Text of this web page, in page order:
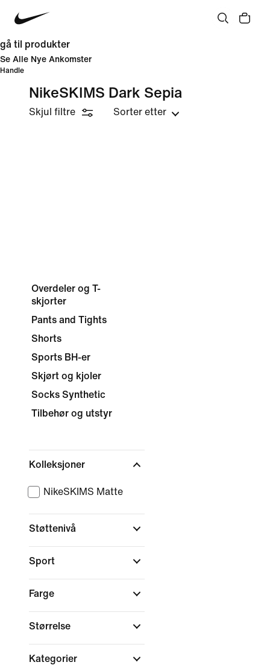
gå til produkter
Se Alle Nye Ankomster
Handle
NikeSKIMS Dark Sepia
Skjul filtre Sorter etter
Overdeler og T-
skjorter
Pants and Tights
Shorts
Sports BH-er
Skjørt og kjoler
Socks Synthetic
Tilbehør og utstyr
Kolleksjoner
NikeSKIMS Matte
Støttenivå
Sport
Farge
Størrelse
Kategorier